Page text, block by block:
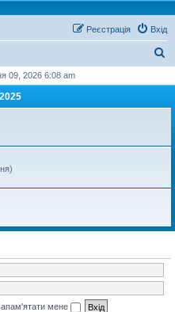
Вхід
Реєстрація
у
09, 2026 6:08 am
мене